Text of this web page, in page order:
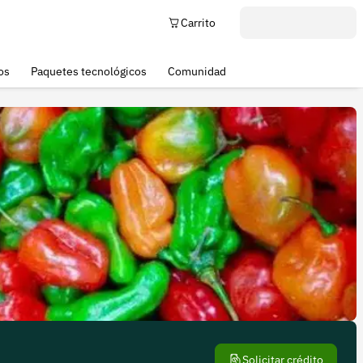
Carrito
Paquetes tecnológicos Comunidad
Solicitar crédito